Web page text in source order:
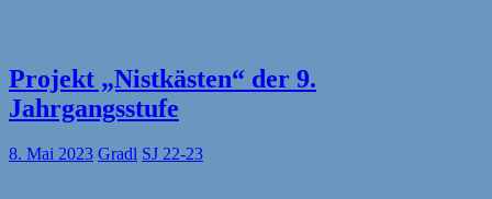
Projekt „Nistkästen“ der 9.
Jahrgangsstufe
8. Mai 2023 Gradl SJ 22-23